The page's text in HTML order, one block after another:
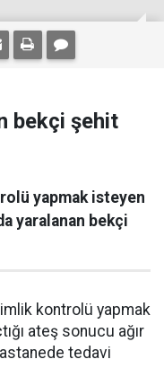
bekçi şehit
yapmak isteyen
yaralanan bekçi
kontrolü yapmak
ateş sonucu ağır
tedavi